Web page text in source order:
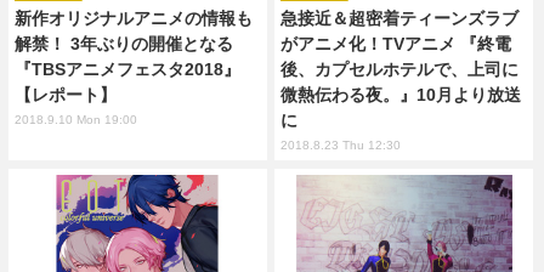
新作オリジナルアニメの情報も
解禁！ 3年ぶりの開催となる
『TBSアニメフェスタ2018』
【レポート】
2018.9.10 Mon 19:00
急接近＆超密着ティーンズラブ
がアニメ化！TVアニメ 『終電
後、カプセルホテルで、上司に
微熱伝わる夜。』10月より放送
に
2018.8.23 Thu 12:30